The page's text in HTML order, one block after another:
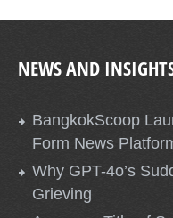
NEWS AND
BangkokScoop
Form News
Why GPT-4o’s
Grieving